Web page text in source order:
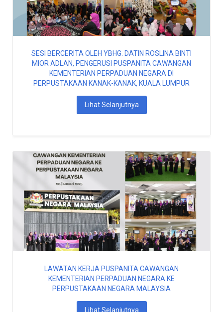
SESI BERCERITA OLEH YBHG. DATIN ROSLINA BINTI
MIOR ADLAN, PENGERUSI PUSPANITA CAWANGAN
KEMENTERIAN PERPADUAN NEGARA DI
PERPUSTAKAAN KANAK-KANAK, KUALA LUMPUR
Lihat Selanjutnya
LAWATAN KERJA PUSPANITA CAWANGAN
KEMENTERIAN PERPADUAN NEGARA KE
PERPUSTAKAAN NEGARA MALAYSIA
Lihat Selanjutnya